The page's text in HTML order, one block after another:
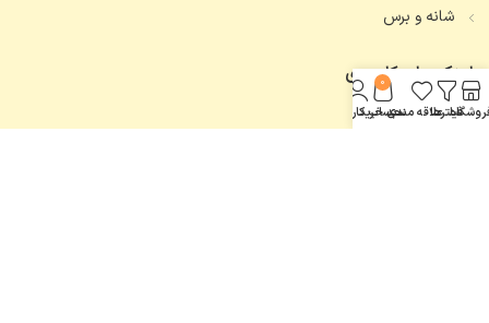
شانه و برس
لینک های کاربردی
تماس با ما
فیلترهاعلاقه مندی
0
سبد خرید
حساب کاربری من